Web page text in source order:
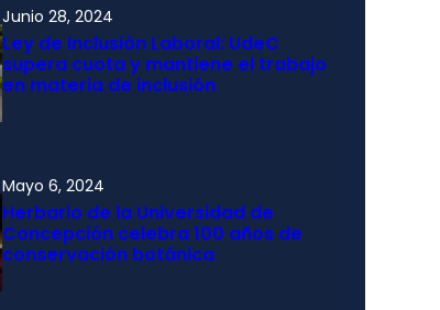
Junio 28, 2024
Ley de Inclusión Laboral: UdeC
supera cuota y mantiene el trabajo
en materia de inclusión
Mayo 6, 2024
Herbario de la Universidad de
Concepción celebra 100 años de
conservación botánica